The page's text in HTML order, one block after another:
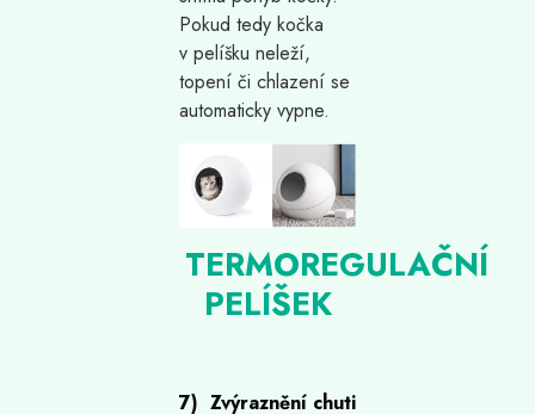
Pokud tedy kočka
v pelíšku neleží,
topení či chlazení se
automaticky vypne.
TERMOREGULAČNÍ
PELÍŠEK
7) Zvýraznění chuti